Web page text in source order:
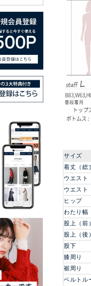
サイズ
着丈（総
ウエスト
ウエスト
ヒップ
わたり幅
股上（前
股上（後
股下
膝周り
裾周り
ベルトル